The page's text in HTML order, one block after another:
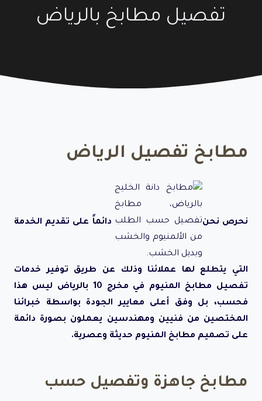
تفصيل مطابخ بالرياض
مطابخ تفصيل الرياض
نحرص نحن دائماً على تقديم الخدمة
التي يتطلع لها عملائنا وذلك عن طريق توفير خدمات
تفصيل مطابخ المنيوم في مخرج 10 بالرياض ليس هذا
فحسب، بل وفق أعلى معايير الجودة بواسطة خبرائنا
المختصين من فنيين ومهندسين يعملون بصورة دائمة
على تصميم مطابخ المنيوم حديثة وعصرية.
مطابخ جاهزة وتفصيل حسب